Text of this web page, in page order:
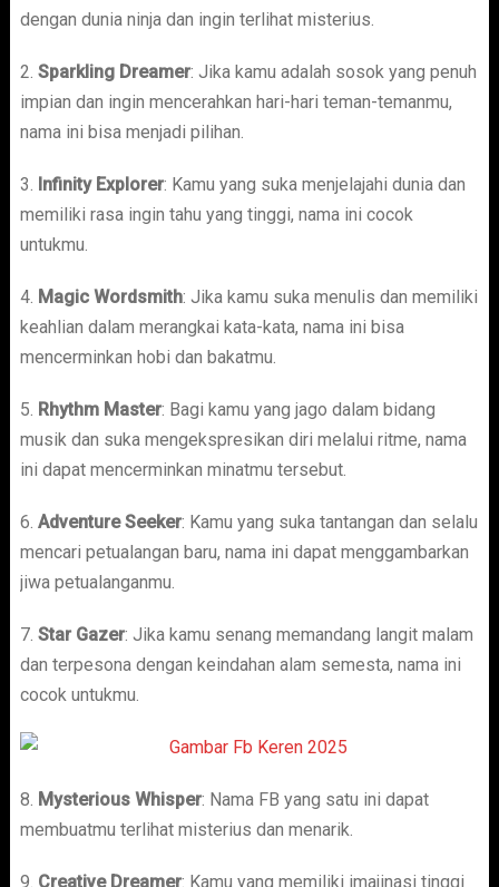
dengan dunia ninja dan ingin terlihat misterius.
2. Sparkling Dreamer: Jika kamu adalah sosok yang penuh
impian dan ingin mencerahkan hari-hari teman-temanmu,
nama ini bisa menjadi pilihan.
3. Infinity Explorer: Kamu yang suka menjelajahi dunia dan
memiliki rasa ingin tahu yang tinggi, nama ini cocok
untukmu.
4. Magic Wordsmith: Jika kamu suka menulis dan memiliki
keahlian dalam merangkai kata-kata, nama ini bisa
mencerminkan hobi dan bakatmu.
5. Rhythm Master: Bagi kamu yang jago dalam bidang
musik dan suka mengekspresikan diri melalui ritme, nama
ini dapat mencerminkan minatmu tersebut.
6. Adventure Seeker: Kamu yang suka tantangan dan selalu
mencari petualangan baru, nama ini dapat menggambarkan
jiwa petualanganmu.
7. Star Gazer: Jika kamu senang memandang langit malam
dan terpesona dengan keindahan alam semesta, nama ini
cocok untukmu.
8. Mysterious Whisper: Nama FB yang satu ini dapat
membuatmu terlihat misterius dan menarik.
9. Creative Dreamer: Kamu yang memiliki imajinasi tinggi